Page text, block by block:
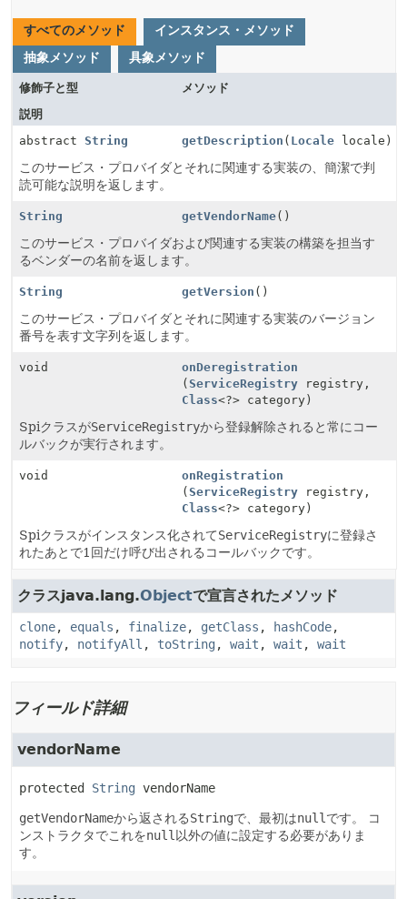
すべてのメソッド
インスタンス・メソッド
抽象メソッド
具象メソッド
修飾子と型
メソッド
説明
abstract String getDescription ( Locale locale)
このサービス・プロバイダとそれに関連する実装の、簡潔で判
読可能な説明を返します。
String getVendorName()
このサービス・プロバイダおよび関連する実装の構築を担当す
るベンダーの名前を返します。
String getVersion ()
このサービス・プロバイダとそれに関連する実装のバージョン
番号を表す文字列を返します。
void
onDeregistration
(ServiceRegistry registry,
Class<?> category)
SpiクラスがServiceRegistryから登録解除されると常にコー
ルバックが実行されます。
void
onRegistration
(ServiceRegistry registry,
Class<?> category)
Spiクラスがインスタンス化されてServiceRegistryに登録さ
れたあとで1回だけ呼び出されるコールバックです。
クラスjava.lang.Objectで宣言されたメソッド
clone, equals , finalize, getClass , hashCode,
notify, notifyAll , toString , wait , wait , wait
フィールド詳細
vendorName
protected String vendorName
getVendorNameから返されるStringで、最初はnull です。
コ
ンストラクタでこれをnull 以外の値に設定する必要がありま
す。